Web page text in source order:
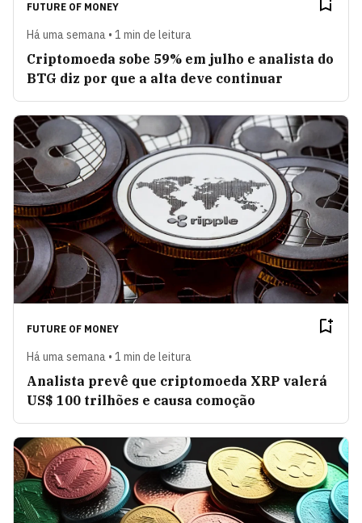
FUTURE OF MONEY
Há uma semana • 1 min de leitura
Criptomoeda sobe 59% em julho e analista do
BTG diz por que a alta deve continuar
FUTURE OF MONEY
Há uma semana • 1 min de leitura
Analista prevê que criptomoeda XRP valerá
US$ 100 trilhões e causa comoção